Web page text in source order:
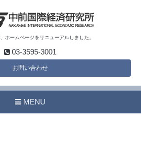
ホームページをリニューアルしました。
03-3595-3001
お問い合わせ
MENU